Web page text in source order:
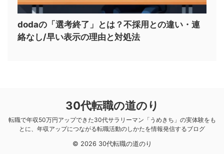
dodaの「選考終了」とは？不採用との違い・連
絡なし/早い表示の理由と対処法
30代転職の道のり
転職で年収50万円アップできた30代サラリーマン「うめきち」の実体験をも
とに、年収アップにつながる転職活動のしかたを情報発信するブログ
© 2026 30代転職の道のり